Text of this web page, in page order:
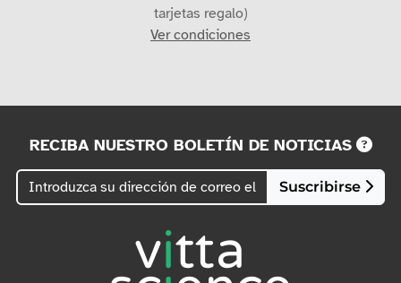
tarjetas regalo)
Ver condiciones
RECIBA NUESTRO BOLETÍN DE NOTICIAS
Suscribirse